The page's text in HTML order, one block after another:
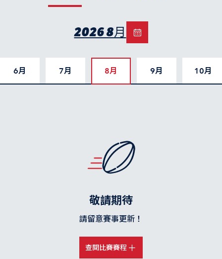
2026 8月
6月 7月 8月 9月 10月
敬請期待
請留意賽事更新！
查閱比賽賽程